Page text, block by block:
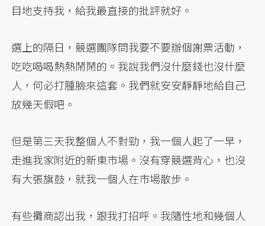
目地支持我，給我最直接的批評就好。
選上的隔日，競選團隊問我要不要辦個謝票活動，
吃吃喝喝熱熱鬧鬧的。我說我們沒什麼錢也沒什麼
人，何必打腫臉來這套。我們就安安靜靜地給自己
放幾天假吧。
但是第三天我整個人不對勁，我一個人起了一早，
走進我家附近的新東市場。沒有穿競選背心，也沒
有大張旗鼓，就我一個人在市場散步。
有些攤商認出我，跟我打招呼。我隨性地和幾個人